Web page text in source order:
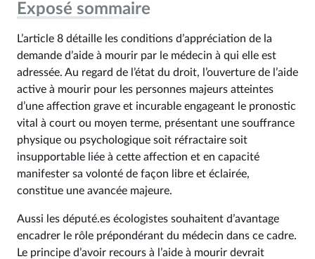
Exposé sommaire
L’article 8 détaille les conditions d’appréciation de la
demande d’aide à mourir par le médecin à qui elle est
adressée. Au regard de l’état du droit, l’ouverture de l’aide
active à mourir pour les personnes majeurs atteintes
d’une affection grave et incurable engageant le pronostic
vital à court ou moyen terme, présentant une souffrance
physique ou psychologique soit réfractaire soit
insupportable liée à cette affection et en capacité
manifester sa volonté de façon libre et éclairée,
constitue une avancée majeure.
Aussi les député.es écologistes souhaitent d’avantage
encadrer le rôle prépondérant du médecin dans ce cadre.
Le principe d’avoir recours à l’aide à mourir devrait